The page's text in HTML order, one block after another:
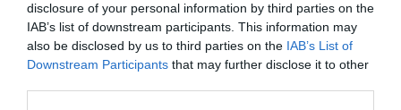
disclosure of your personal information by third parties on the
IAB’s list of downstream participants. This information may
also be disclosed by us to third parties on the IAB’s List of
Downstream Participants that may further disclose it to other
Βρες το RUNNER!
Όλα τα Τεύχη